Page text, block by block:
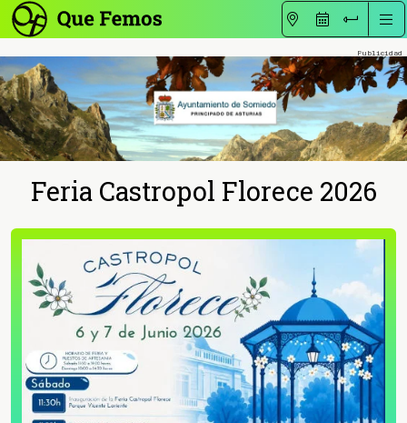
Feria Castropol Florece 2026